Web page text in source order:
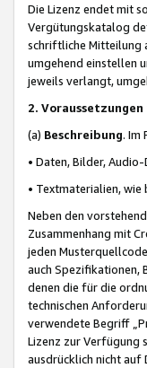
Die Lizenz endet mit
Vergütungskatalog
schriftliche Mitteilung
umgehend einstellen
jeweils verlangt,
2.
(a) Beschreibung. Im
• Daten, Bilder,
• Textmaterialien,
Neben den
Zusammenhang mit
jeden
auch Spezifikationen,
denen die für die
technischen
verwendete Begriff
Lizenz zur Verfügung
ausdrücklich nicht auf